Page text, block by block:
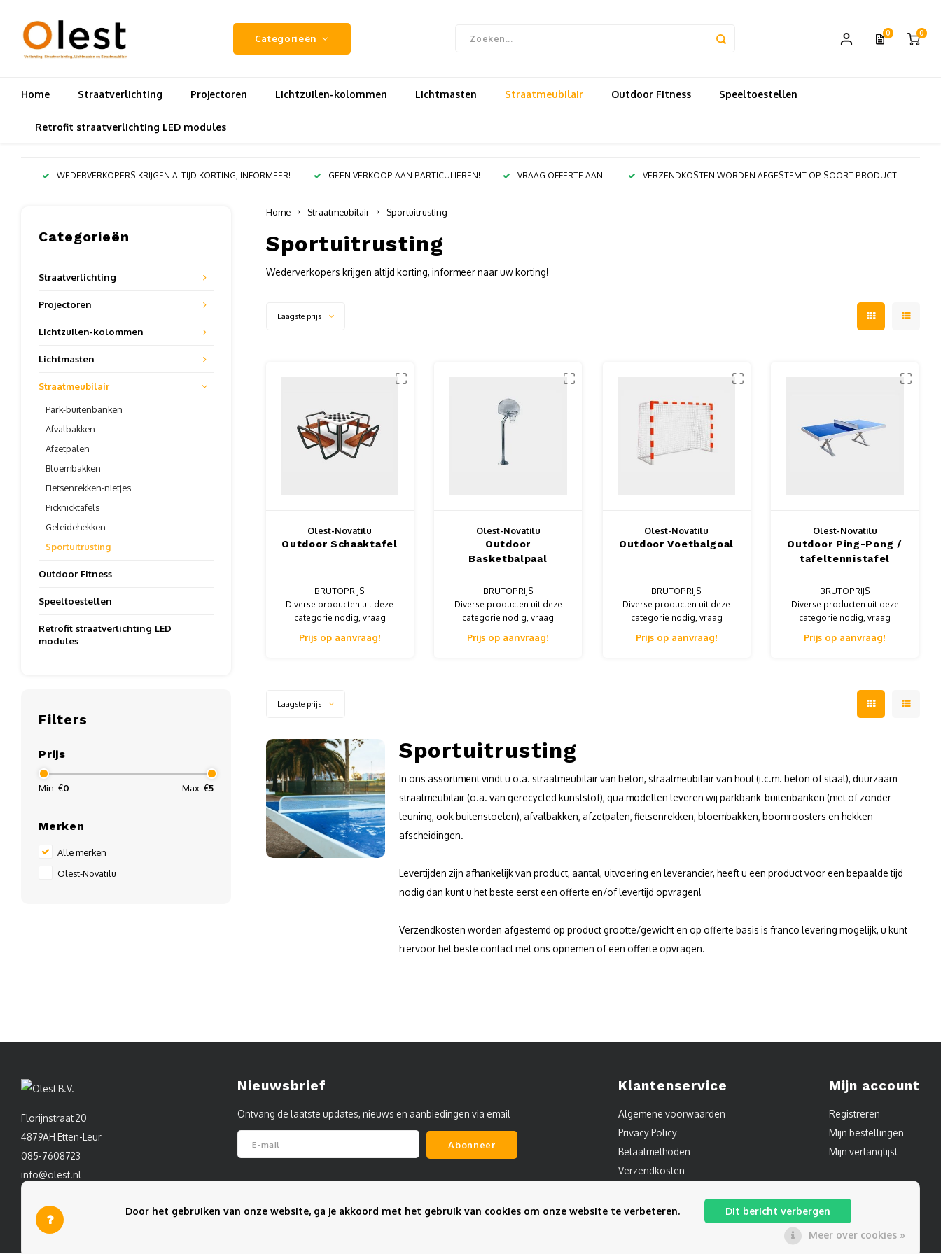
Categorieën 0 0
Home Straatverlichting Projectoren Lichtzuilen-kolommen Lichtmasten Straatmeubilair Outdoor Fitness Speeltoestellen
Retrofit straatverlichting LED modules
WEDERVERKOPERS KRIJGEN ALTIJD KORTING, INFORMEER! GEEN VERKOOP AAN PARTICULIEREN! VRAAG OFFERTE AAN! VERZENDKOSTEN WORDEN AFGESTEMT OP SOORT PRODUCT!
Categorieën
Straatverlichting
Projectoren
Lichtzuilen-kolommen
Lichtmasten
Straatmeubilair
Park-buitenbanken
Afvalbakken
Afzetpalen
Bloembakken
Fietsenrekken-nietjes
Picknicktafels
Geleidehekken
Sportuitrusting
Outdoor Fitness
Speeltoestellen
Retrofit straatverlichting LED
modules
Filters
Prijs
Min: €0 Max: €5
Merken
Alle merken
Olest-Novatilu
Home Straatmeubilair Sportuitrusting
Sportuitrusting
Wederverkopers krijgen altijd korting, informeer naar uw korting!
Laagste prijs
Olest-Novatilu
Outdoor Schaaktafel
BRUTOPRIJS
Diverse producten uit deze
categorie nodig, vraag
krijgen altijd korting!
Prijs op aanvraag!
Olest-Novatilu
Outdoor
Basketbalpaal
BRUTOPRIJS
Diverse producten uit deze
categorie nodig, vraag
krijgen altijd korting!
Prijs op aanvraag!
Olest-Novatilu
Outdoor Voetbalgoal
BRUTOPRIJS
Diverse producten uit deze
categorie nodig, vraag
krijgen altijd korting!
Prijs op aanvraag!
Olest-Novatilu
Outdoor Ping-Pong /
tafeltennistafel
BRUTOPRIJS
Diverse producten uit deze
categorie nodig, vraag
krijgen altijd korting!
Prijs op aanvraag!
Laagste prijs
Sportuitrusting
In ons assortiment vindt u o.a. straatmeubilair van beton, straatmeubilair van hout (i.c.m. beton of staal), duurzaam
straatmeubilair (o.a. van gerecycled kunststof), qua modellen leveren wij parkbank-buitenbanken (met of zonder
leuning, ook buitenstoelen), afvalbakken, afzetpalen, fietsenrekken, bloembakken, boomroosters en hekken-
afscheidingen.
Levertijden zijn afhankelijk van product, aantal, uitvoering en leverancier, heeft u een product voor een bepaalde tijd
nodig dan kunt u het beste eerst een offerte en/of levertijd opvragen!
Verzendkosten worden afgestemd op product grootte/gewicht en op offerte basis is franco levering mogelijk, u kunt
hiervoor het beste contact met ons opnemen of een offerte opvragen.
Florijnstraat 20
4879AH Etten-Leur
085-7608723
info@olest.nl
Nieuwsbrief
Ontvang de laatste updates, nieuws en aanbiedingen via email
Abonneer
Klantenservice
Algemene voorwaarden
Privacy Policy
Betaalmethoden
Verzendkosten
Sitemap
Mijn account
Registreren
Mijn bestellingen
Mijn verlanglijst
Door het gebruiken van onze website, ga je akkoord met het gebruik van cookies om onze website te verbeteren. Dit bericht verbergen
Meer over cookies »